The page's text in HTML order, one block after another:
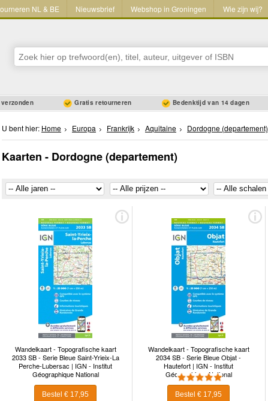
NL & BE Nieuwsbrief Webshop in Groningen Wie zijn wij?
Gratis retourneren Bedenktijd van 14 dagen
U bent hier: Home Europa Frankrijk Aquitaine Dordogne (departement)
Kaarten - Dordogne (departement)
Wandelkaart - Topografische kaart
2033 SB - Serie Bleue Saint-Yrieix-La
Perche-Lubersac | IGN - Institut
Géographique National
Bestel € 17,95
Wandelkaart - Topografische kaart
2034 SB - Serie Bleue Objat -
Hautefort | IGN - Institut
Géographique National
Bestel € 17,95